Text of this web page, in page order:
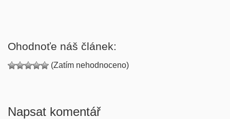
Ohodnoťe náš článek:
(Zatím nehodnoceno)
Napsat komentář